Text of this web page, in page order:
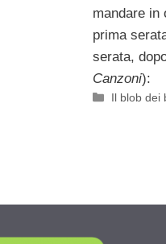
mandare in
prima
serata,
Canzoni):
Categorie
Il blob dei